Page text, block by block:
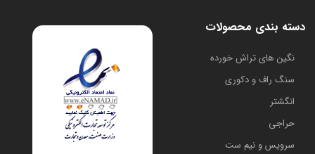
دسته بندی محصولات
​نگین های تراش خورده
سنگ راف و دکوری
انگشتر
حراجی
سرویس و نیم ست